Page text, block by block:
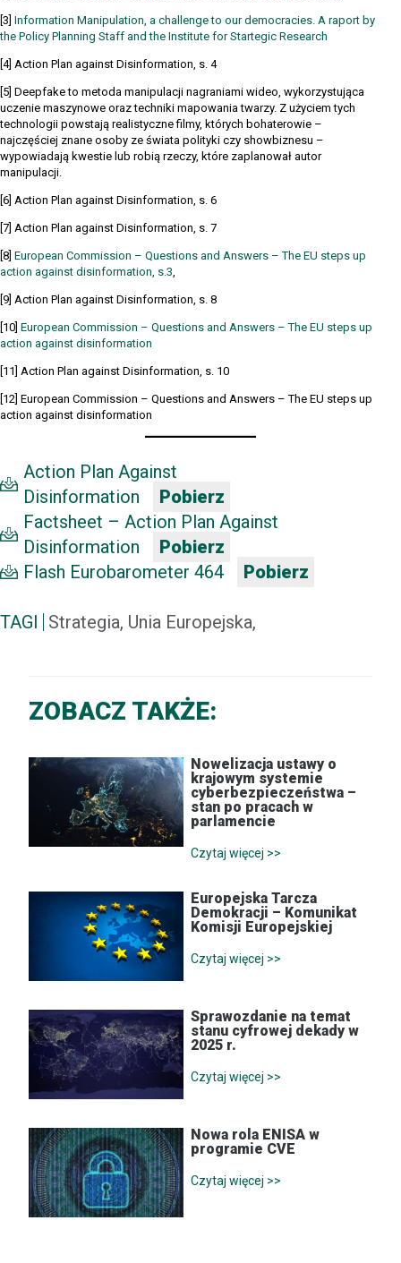
[3] Information Manipulation, a challenge to our democracies. A raport by
the Policy Planning Staff and the Institute for Startegic Research
[4] Action Plan against Disinformation, s. 4
[5] Deepfake to metoda manipulacji nagraniami wideo, wykorzystująca
uczenie maszynowe oraz techniki mapowania twarzy. Z użyciem tych
technologii powstają realistyczne filmy, których bohaterowie –
najczęściej znane osoby ze świata polityki czy showbiznesu –
wypowiadają kwestie lub robią rzeczy, które zaplanował autor
manipulacji.
[6] Action Plan against Disinformation, s. 6
[7] Action Plan against Disinformation, s. 7
[8] European Commission – Questions and Answers – The EU steps up
action against disinformation, s.3
[9] Action Plan against Disinformation, s. 8
[10] European Commission – Questions and Answers – The EU steps up
action against disinformation
[11] Action Plan against Disinformation, s. 10
[12] European Commission – Questions and Answers – The EU steps up
action against disinformation
Action Plan Against
Disinformation
Pobierz
Factsheet – Action Plan Against
Disinformation
Pobierz
Flash Eurobarometer 464
Pobierz
TAGI Strategia, Unia Europejska,
ZOBACZ TAKŻE:
Nowelizacja ustawy o
krajowym systemie
cyberbezpieczeństwa –
stan po pracach w
parlamencie
Czytaj więcej >>
Europejska Tarcza
Demokracji – Komunikat
Komisji Europejskiej
Czytaj więcej >>
Sprawozdanie na temat
stanu cyfrowej dekady w
2025 r.
Czytaj więcej >>
Nowa rola ENISA w
programie CVE
Czytaj więcej >>